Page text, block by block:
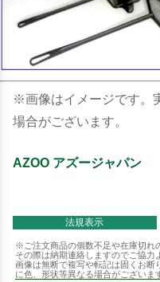
※画像はイメージです。
場合がございます。
AZOO アズージャパン
法規表示
※ご注文商品の個数不足や在庫切れ
その際は納期連絡しますのでご協
画像は無断で複写や転記は固くお
に色、形状等異なる場合がございま